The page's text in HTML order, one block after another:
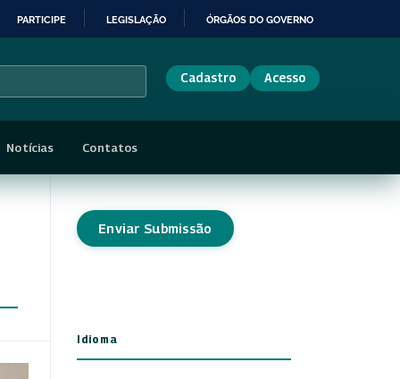
PARTICIPE LEGISLAÇÃO ÓRGÃOS DO GOVERNO
Cadastro Acesso
Notícias Contatos
Enviar Submissão
Idioma